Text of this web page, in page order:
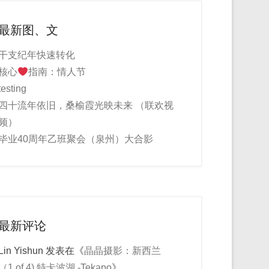
新图、文
支纪年快速转化
心
指南：情人节
十流年依旧，桑榆霞光映未来 （联欢视
）
业40周年乙班聚会（泉州）大合影
新评论
Yishun 发表在《晶晶摄影：新西兰